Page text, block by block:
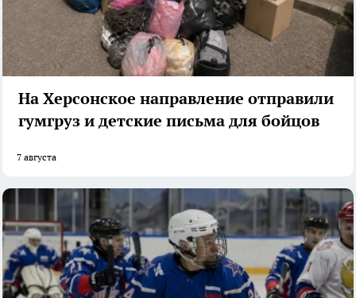
На Херсонское направление отправили
гумгруз и детские письма для бойцов
7 августа